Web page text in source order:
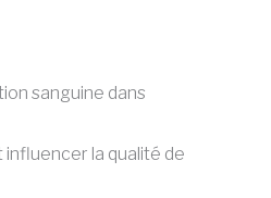
sanguine dans
influencer la qualité de